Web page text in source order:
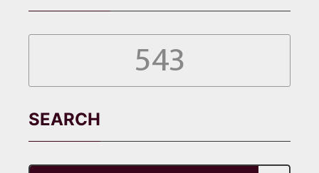
543
SEARCH